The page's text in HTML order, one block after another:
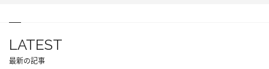
LATEST
最新の記事